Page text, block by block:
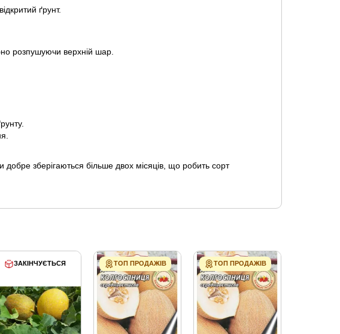
ґрунт.
розпушуючи верхній шар.
зберігаються більше двох місяців, що робить сорт
ЗАКІНЧУЄТЬСЯ ТОП ПРОДАЖІВ ТОП ПРОДАЖІВ